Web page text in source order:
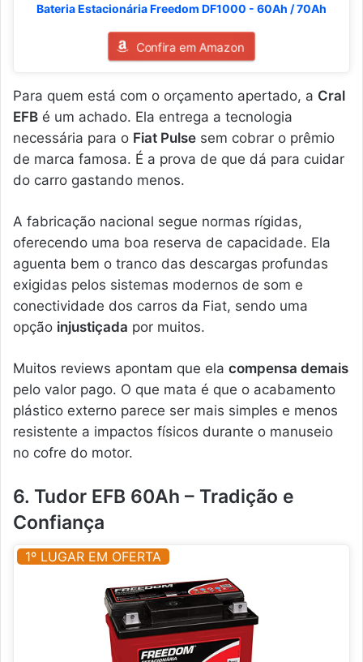
Bateria Estacionária Freedom DF1000 - 60Ah / 70Ah
Confira em Amazon
Para quem está com o orçamento apertado, a Cral
EFB é um achado. Ela entrega a tecnologia
necessária para o Fiat Pulse sem cobrar o prêmio
de marca famosa. É a prova de que dá para cuidar
do carro gastando menos.
A fabricação nacional segue normas rígidas,
oferecendo uma boa reserva de capacidade. Ela
aguenta bem o tranco das descargas profundas
exigidas pelos sistemas modernos de som e
conectividade dos carros da Fiat, sendo uma
opção injustiçada por muitos.
Muitos reviews apontam que ela compensa demais
pelo valor pago. O que mata é que o acabamento
plástico externo parece ser mais simples e menos
resistente a impactos físicos durante o manuseio
no cofre do motor.
6. Tudor EFB 60Ah – Tradição e
Confiança
1º LUGAR EM OFERTA